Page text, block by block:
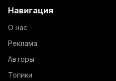
Навигация
О нас
Реклама
Авторы
Топики